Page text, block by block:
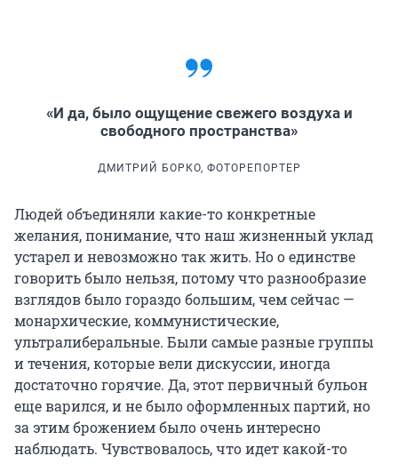
«И да, было ощущение свежего воздуха и
свободного пространства»
ДМИТРИЙ БОРКО, ФОТОРЕПОРТЕР
Людей объединяли какие-то конкретные
желания, понимание, что наш жизненный уклад
устарел и невозможно так жить. Но о единстве
говорить было нельзя, потому что разнообразие
взглядов было гораздо большим, чем сейчас —
монархические, коммунистические,
ультралиберальные. Были самые разные группы
и течения, которые вели дискуссии, иногда
достаточно горячие. Да, этот первичный бульон
еще варился, и не было оформленных партий, но
за этим брожением было очень интересно
наблюдать. Чувствовалось, что идет какой-то